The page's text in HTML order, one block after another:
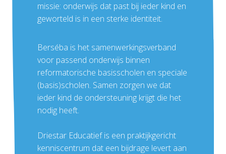
missie: onderwijs dat past bij ieder kind en
geworteld is in een sterke identiteit.
Berséba is het samenwerkingsverband
voor passend onderwijs binnen
reformatorische basisscholen en speciale
(basis)scholen. Samen zorgen we dat
ieder kind de ondersteuning krijgt die het
nodig heeft.
Driestar Educatief is een praktijkgericht
kenniscentrum dat een bijdrage levert aan